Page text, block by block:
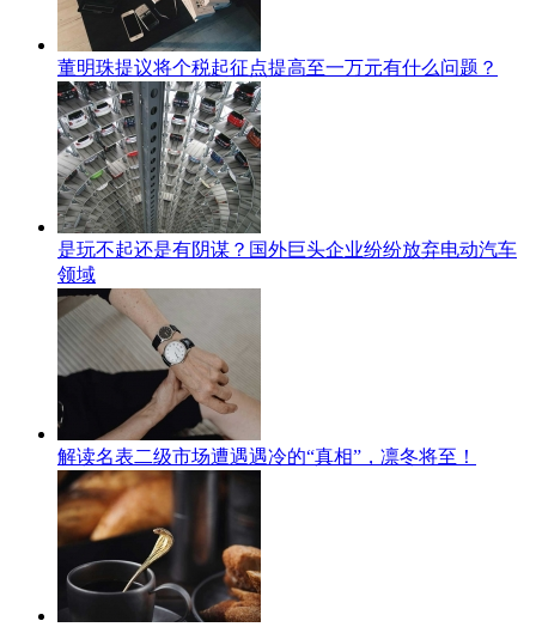
董明珠提议将个税起征点提高至一万元有什么问题？
是玩不起还是有阴谋？国外巨头企业纷纷放弃电动汽车
领域
解读名表二级市场遭遇遇冷的“真相”，凛冬将至！